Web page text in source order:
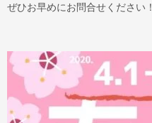
ぜひお早めにお問合せください！